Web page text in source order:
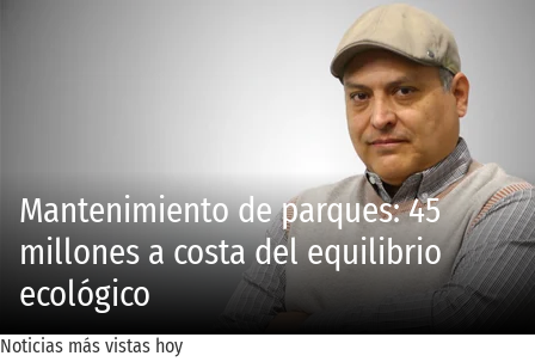
Mantenimiento de parques: 45
millones a costa del equilibrio
ecológico
Noticias más vistas hoy